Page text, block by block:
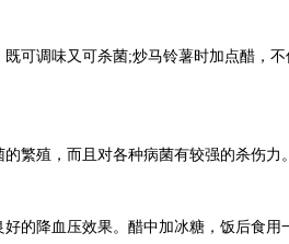
调味又可杀菌;炒马铃薯时加点醋，不
殖，而且对各种病菌有较强的杀伤力。
降血压效果。醋中加冰糖，饭后食用